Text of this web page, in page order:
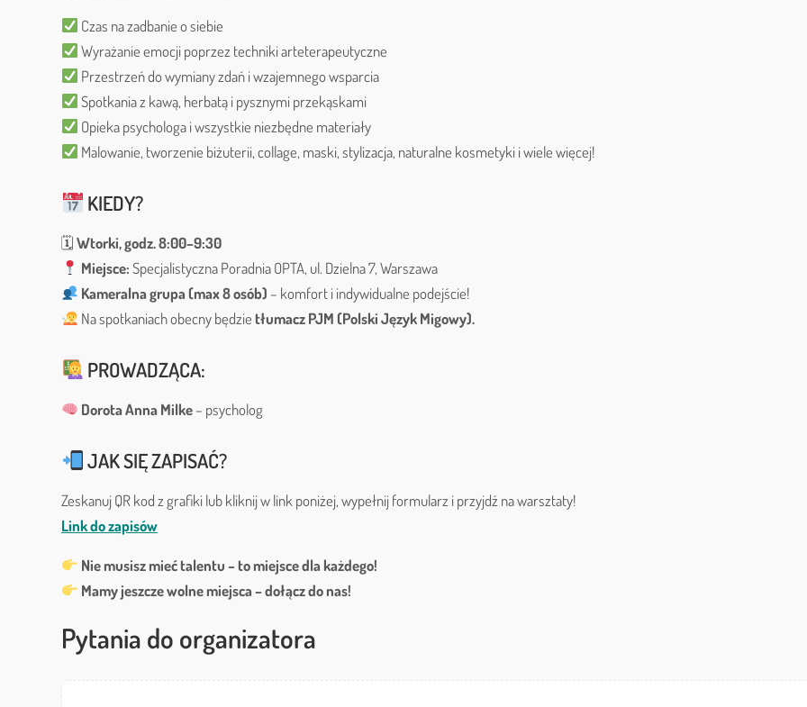
Czas na zadbanie o siebie
Wyrażanie emocji poprzez techniki arteterapeutyczne
Przestrzeń do wymiany zdań i wzajemnego wsparcia
Spotkania z kawą, herbatą i pysznymi przekąskami
Opieka psychologa i wszystkie niezbędne materiały
Malowanie, tworzenie biżuterii, collage, maski, stylizacja, naturalne kosmetyki i wiele więcej!
KIEDY?
🗓Wtorki, godz. 8:00–9:30
Miejsce:Specjalistyczna Poradnia OPTA, ul. Dzielna 7, Warszawa
Kameralna grupa (max 8 osób) – komfort i indywidualne podejście!
Na spotkaniach obecny będzietłumacz PJM (Polski Język Migowy).
PROWADZĄCA:
Dorota Anna Milke– psycholog
JAK SIĘ ZAPISAĆ?
Zeskanuj QR kod z grafiki lub kliknij w link poniżej, wypełnij formularz i przyjdź na warsztaty!
Link do zapisów
Nie musisz mieć talentu – to miejsce dla każdego!
Mamy jeszcze wolne miejsca – dołącz do nas!
Pytania do organizatora